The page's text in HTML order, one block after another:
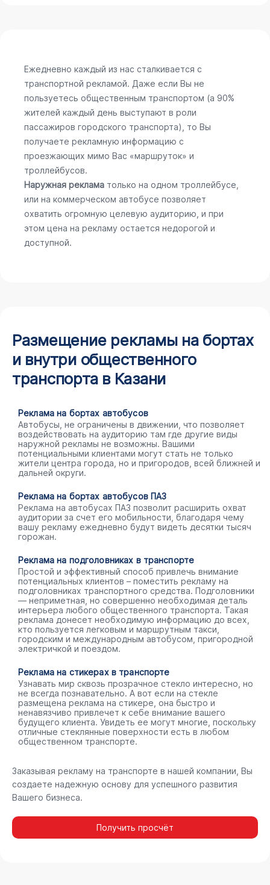
Ежедневно каждый из нас сталкивается с
транспортной рекламой. Даже если Вы не
пользуетесь общественным транспортом (а 90%
жителей каждый день выступают в роли
пассажиров городского транспорта), то Вы
получаете рекламную информацию с
проезжающих мимо Вас «маршруток» и
троллейбусов.
Наружная реклама только на одном троллейбусе,
или на коммерческом автобусе позволяет
охватить огромную целевую аудиторию, и при
этом цена на рекламу остается недорогой и
доступной.
Размещение рекламы на бортах
и внутри общественного
транспорта в Казани
Реклама на бортах автобусов
Автобусы, не ограничены в движении, что позволяет
воздействовать на аудиторию там где другие виды
наружной рекламы не возможны. Вашими
потенциальными клиентами могут стать не только
жители центра города, но и пригородов, всей ближней и
дальней округи.
Реклама на бортах автобусов ПАЗ
Реклама на автобусах ПАЗ позволит расширить охват
аудитории за счет его мобильности, благодаря чему
вашу рекламу ежедневно будут видеть десятки тысяч
горожан.
Реклама на подголовниках в транспорте
Простой и эффективный способ привлечь внимание
потенциальных клиентов – поместить рекламу на
подголовниках транспортного средства. Подголовники
— неприметная, но совершенно необходимая деталь
интерьера любого общественного транспорта. Такая
реклама донесет необходимую информацию до всех,
кто пользуется легковым и маршрутным такси,
городским и международным автобусом, пригородной
электричкой и поездом.
Реклама на стикерах в транспорте
Узнавать мир сквозь прозрачное стекло интересно, но
не всегда познавательно. А вот если на стекле
размещена реклама на стикере, она быстро и
ненавязчиво привлечет к себе внимание вашего
будущего клиента. Увидеть ее могут многие, поскольку
отличные стеклянные поверхности есть в любом
общественном транспорте.
Заказывая рекламу на транспорте в нашей компании, Вы
создаете надежную основу для успешного развития
Вашего бизнеса.
Получить просчёт